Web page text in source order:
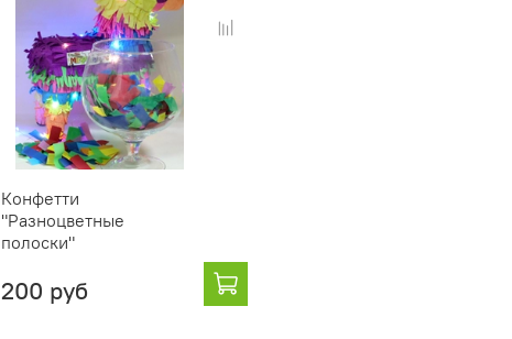
Конфетти
"Разноцветные
полоски"
200 руб